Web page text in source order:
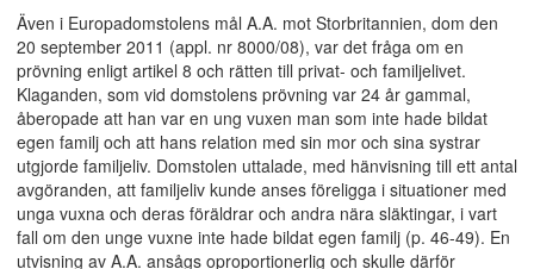
Även i Europadomstolens mål A.A. mot Storbritannien, dom den
20 september 2011 (appl. nr 8000/08), var det fråga om en
prövning enligt artikel 8 och rätten till privat- och familjelivet.
Klaganden, som vid domstolens prövning var 24 år gammal,
åberopade att han var en ung vuxen man som inte hade bildat
egen familj och att hans relation med sin mor och sina systrar
utgjorde familjeliv. Domstolen uttalade, med hänvisning till ett antal
avgöranden, att familjeliv kunde anses föreligga i situationer med
unga vuxna och deras föräldrar och andra nära släktingar, i vart
fall om den unge vuxne inte hade bildat egen familj (p. 46-49). En
utvisning av A.A. ansågs oproportionerlig och skulle därför